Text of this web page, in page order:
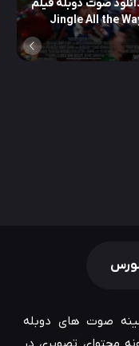
صوت دوبله فیلم
Jingle All the
صوت های دوبله